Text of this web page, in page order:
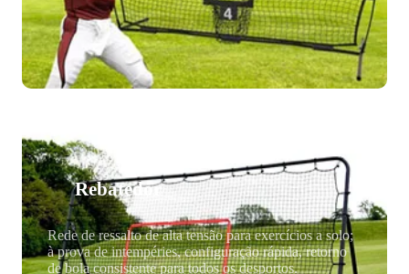
Rebatedor
Rede de ressalto de alta tensão para exercícios a solo;
à prova de intempéries, configuração rápida, retorno
de bola consistente para todos os desportos.